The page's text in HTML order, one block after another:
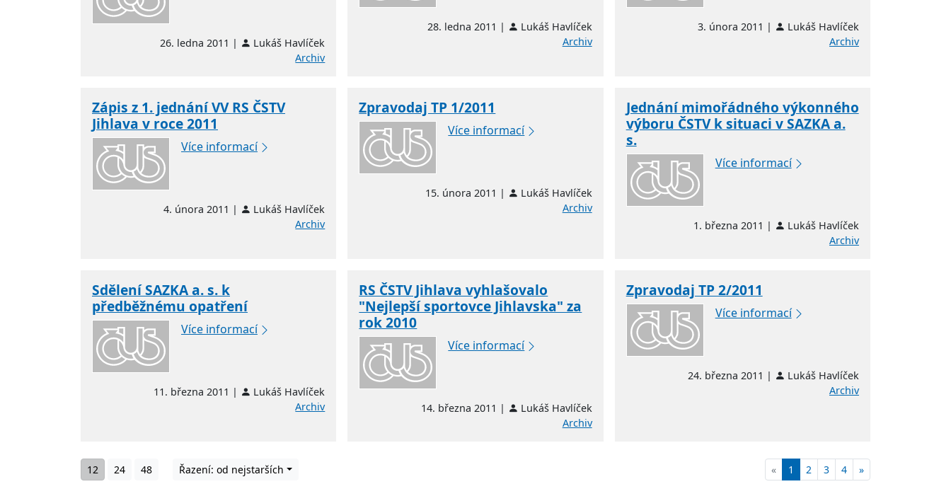
26. ledna 2011 |
Lukáš Havlíček
Archiv
28. ledna 2011 |
Lukáš Havlíček
Archiv
3. února 2011 |
Lukáš Havlíček
Archiv
Zápis z 1. jednání VV RS ČSTV
Jihlava v roce 2011
Více informací
4. února 2011 |
Lukáš Havlíček
Archiv
Zpravodaj TP 1/2011
Více informací
15. února 2011 |
Lukáš Havlíček
Archiv
Jednání mimořádného výkonného
výboru ČSTV k situaci v SAZKA a.
s.
Více informací
1. března 2011 |
Lukáš Havlíček
Archiv
Sdělení SAZKA a. s. k
předběžnému opatření
Více informací
11. března 2011 |
Lukáš Havlíček
Archiv
RS ČSTV Jihlava vyhlašovalo
"Nejlepší sportovce Jihlavska" za
rok 2010
Více informací
14. března 2011 |
Lukáš Havlíček
Archiv
Zpravodaj TP 2/2011
Více informací
24. března 2011 |
Lukáš Havlíček
Archiv
12 24 48 Řazení: od nejstarších « 1 2 3 4 »